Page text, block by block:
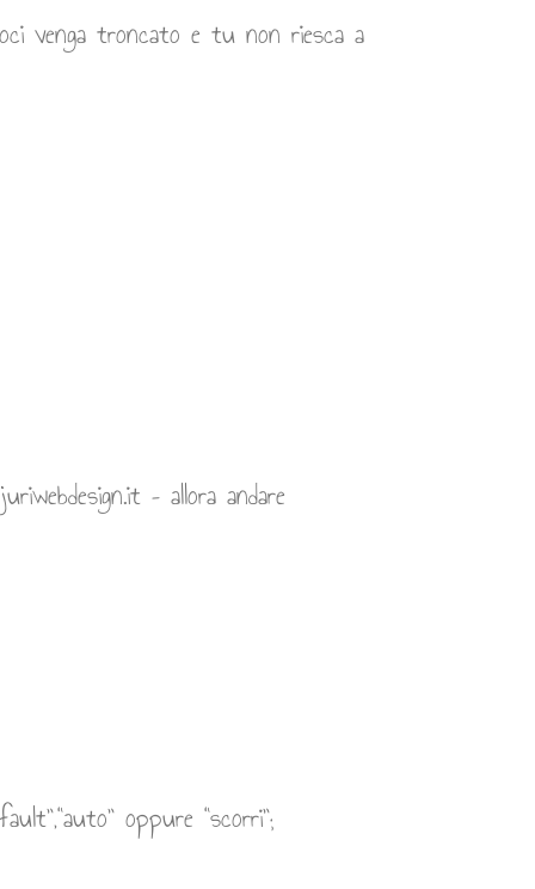
venga troncato e tu non riesca a
– allora andare
oppure “scorri”;